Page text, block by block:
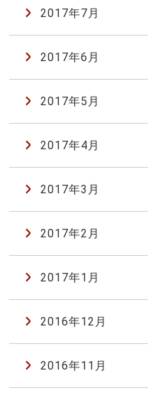
2017年7月
2017年6月
2017年5月
2017年4月
2017年3月
2017年2月
2017年1月
2016年12月
2016年11月